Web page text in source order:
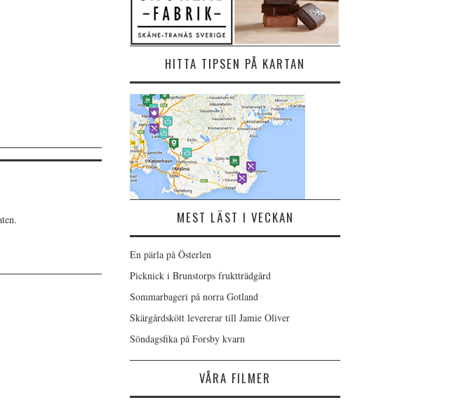
HITTA TIPSEN PÅ KARTAN
MEST LÄST I VECKAN
En pärla på Österlen
Picknick i Brunstorps fruktträdgård
Sommarbageri på norra Gotland
Skärgårdskött levererar till Jamie Oliver
Söndagsfika på Forsby kvarn
VÅRA FILMER